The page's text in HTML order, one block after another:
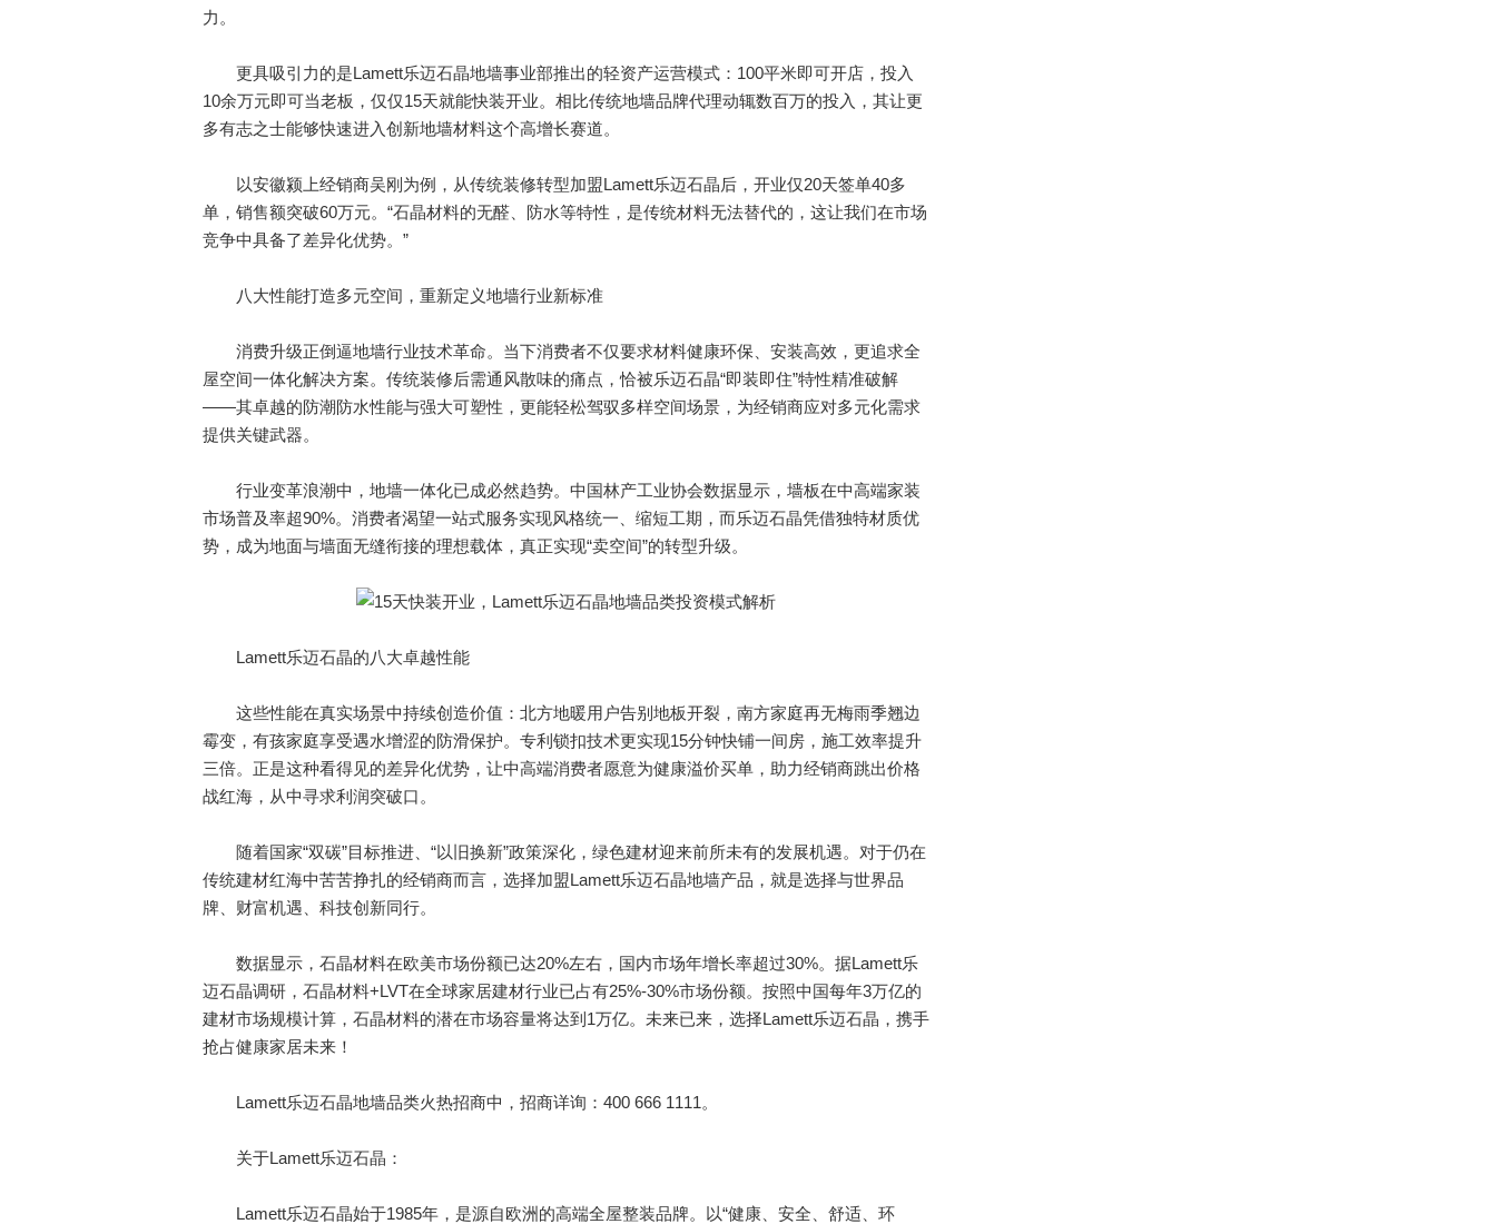
力。
更具吸引力的是Lamett乐迈石晶地墙事业部推出的轻资产运营模式：100平米即可开店，投入
10余万元即可当老板，仅仅15天就能快装开业。相比传统地墙品牌代理动辄数百万的投入，其让更
多有志之士能够快速进入创新地墙材料这个高增长赛道。
以安徽颍上经销商吴刚为例，从传统装修转型加盟Lamett乐迈石晶后，开业仅20天签单40多
单，销售额突破60万元。“石晶材料的无醛、防水等特性，是传统材料无法替代的，这让我们在市场
竞争中具备了差异化优势。”
八大性能打造多元空间，重新定义地墙行业新标准
消费升级正倒逼地墙行业技术革命。当下消费者不仅要求材料健康环保、安装高效，更追求全
屋空间一体化解决方案。传统装修后需通风散味的痛点，恰被乐迈石晶“即装即住”特性精准破解
——其卓越的防潮防水性能与强大可塑性，更能轻松驾驭多样空间场景，为经销商应对多元化需求
提供关键武器。
行业变革浪潮中，地墙一体化已成必然趋势。中国林产工业协会数据显示，墙板在中高端家装
市场普及率超90%。消费者渴望一站式服务实现风格统一、缩短工期，而乐迈石晶凭借独特材质优
势，成为地面与墙面无缝衔接的理想载体，真正实现“卖空间”的转型升级。
Lamett乐迈石晶的八大卓越性能
这些性能在真实场景中持续创造价值：北方地暖用户告别地板开裂，南方家庭再无梅雨季翘边
霉变，有孩家庭享受遇水增涩的防滑保护。专利锁扣技术更实现15分钟快铺一间房，施工效率提升
三倍。正是这种看得见的差异化优势，让中高端消费者愿意为健康溢价买单，助力经销商跳出价格
战红海，从中寻求利润突破口。
随着国家“双碳”目标推进、“以旧换新”政策深化，绿色建材迎来前所未有的发展机遇。对于仍在
传统建材红海中苦苦挣扎的经销商而言，选择加盟Lamett乐迈石晶地墙产品，就是选择与世界品
牌、财富机遇、科技创新同行。
数据显示，石晶材料在欧美市场份额已达20%左右，国内市场年增长率超过30%。据Lamett乐
迈石晶调研，石晶材料+LVT在全球家居建材行业已占有25%-30%市场份额。按照中国每年3万亿的
建材市场规模计算，石晶材料的潜在市场容量将达到1万亿。未来已来，选择Lamett乐迈石晶，携手
抢占健康家居未来！
Lamett乐迈石晶地墙品类火热招商中，招商详询：400 666 1111。
关于Lamett乐迈石晶：
Lamett乐迈石晶始于1985年，是源自欧洲的高端全屋整装品牌。以“健康、安全、舒适、环